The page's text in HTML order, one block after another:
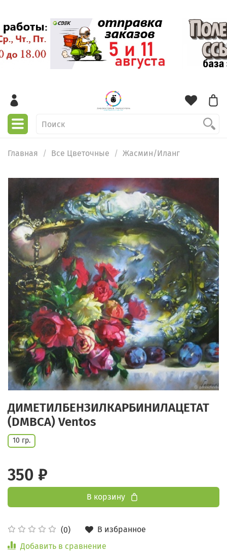
Главная Все Цветочные Жасмин/Иланг
ДИМЕТИЛБЕНЗИЛКАРБИНИЛАЦЕТАТ
(DMBCA) Ventos
(0)
В избранное
Добавить в сравнение
10 гр.
350 ₽
В корзину